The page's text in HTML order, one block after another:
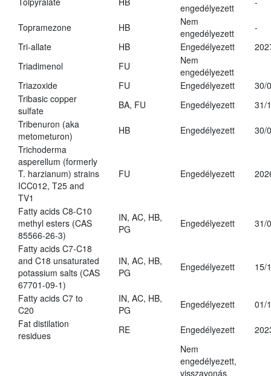
engedélyezett
Topramezone HB
Nem
engedélyezett
-
Tri-allate
HB Engedélyezett
Triadimenol
FU
Nem
engedélyezett
Triazoxide
FU Engedélyezett
30/
Tribasic copper
sulfate
BA, FU Engedélyezett
31/
Tribenuron (aka
metometuron)
HB Engedélyezett
30/
Trichoderma
asperellum (formerly
T. harzianum) strains
ICC012, T25 and
TV1
FU Engedélyezett
Fatty acids C8-C10
methyl esters (CAS
85566-26-3)
IN, AC, HB,
PG
Engedélyezett 31/
Fatty acids C7-C18
and C18 unsaturated
potassium salts (CAS
67701-09-1)
IN, AC, HB,
PG
Engedélyezett 15/
Fatty acids C7 to
C20
IN, AC, HB,
PG
Engedélyezett
01/
Fat distilation
residues
RE Engedélyezett
Nem
engedélyezett,
visszavonás